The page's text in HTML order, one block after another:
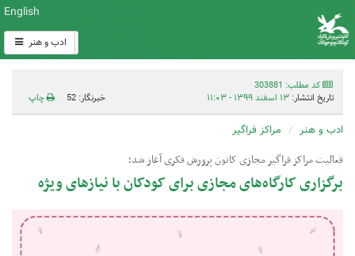
English
ادب و هنر
کد مطلب: 303881
تاریخ انتشار: ۱۳ اسفند ۱۳۹۹ - ۱۱:۰۳ خبرنگار: 52 چاپ
ادب و هنر مراکز فراگیر
فعالیت مراکز فراگیر مجازی کانون پرورش فکری آغاز شد؛
برگزاری کارگاه‌های مجازی برای کودکان با نیازهای ویژه